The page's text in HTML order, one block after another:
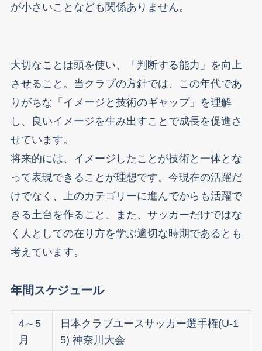
が小さいことなども関係ありません。
大切なことは頭を使い、「判断する能力」を向上
させること。当クラブの方針では、この年代であ
りがちな「イメージと技術のギャップ」を理解
し、良いイメージを生み出すことで成長を促進さ
せています。
将来的には、イメージしたことが技術と一体とな
って表現できることが理想です。今現在の活躍だ
けでなく、上のカテゴリーに進んでからも活躍で
きる土台を作ること、また、サッカーだけではな
く人としての在り方を学ぶ適切な時期であるとも
考えています。
年間スケジュール
4～5
月
日本クラブユースサッカー選手権(U-1
5) 神奈川大会